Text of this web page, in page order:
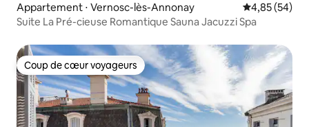
Appartement ⋅ Vernosc-lès-Annonay Évaluation
4,85 (54)
Suite La Pré-cieuse Romantique Sauna Jacuzzi Spa
Coup de cœur voyageurs
Coup de cœur voyageurs